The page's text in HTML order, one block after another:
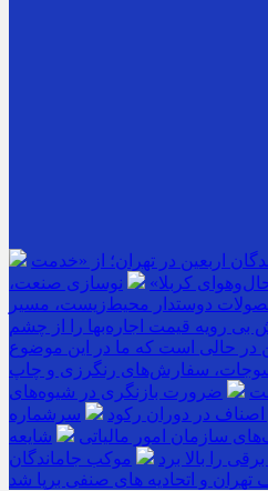
اربعین در تهران؛ از «خدمت
کربلا»
نوسازی صنعت،
دوستدار محیط‌زیست، مسیر
بی رویه قیمت اجاره‌بها را از چشم
در حالی است که ما در این موضوع
سفارش‌های رنگرزی و چاپ
ضرورت بازنگری در شیوه‌های
اصناف در دوران رکود
سرشماره «MALIAT»
سازمان امور مالیاتی
شایعه
را بالا برد
موکب جاماندگان
تهران و اتحادیه های صنفی برپا شد